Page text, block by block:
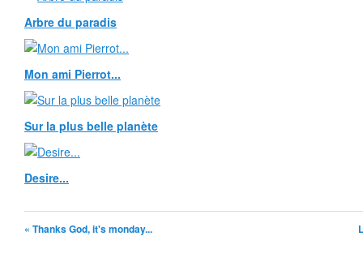
Arbre du paradis
Mon ami Pierrot...
Sur la plus belle planète
Desire...
« Thanks God, it's monday...